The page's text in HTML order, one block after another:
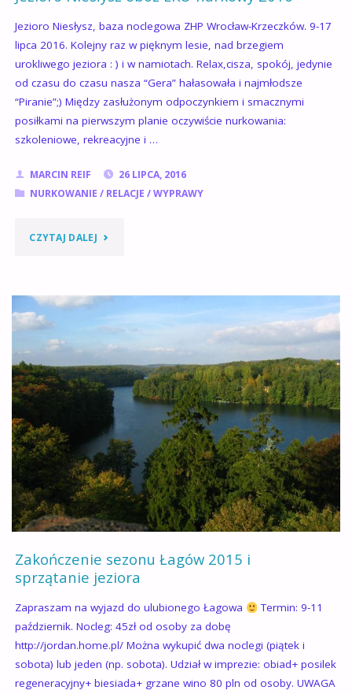
Jezioro Niesłysz, baza noclegowa ZHP Wrocław-Krzeczków. 9-17
lipca 2016. Kolejny raz w pięknym lesie, nad brzegiem
urokliwego jeziora : ) i w namiotach. Relax,cisza, spokój, jedynie
od czasu do czasu nasza “Gera” hałasowała i najmłodsze
“Piranie”;) Między zasłużonym odpoczynkiem i smacznymi
posiłkami na pierwszym planie oczywiście nurkowania:
szkoleniowe, rekreacyjne i …
MARCIN REIF
26 LIPCA, 2016
NURKOWANIE / RELACJE /WYPRAWY
CZYTAJ DALEJ"JEZIORO
OBÓZ
NURKOWY
2016"
Zakończenie sezonu Łagów 2015 i
sprzątanie jeziora
Zapraszam na wyjazd do ulubionego Łagowa
Termin: 9-11
październik. Nocleg: 45zł od osoby za dobę
http://jordan.home.pl/ Można wykupić dwa noclegi (piątek i
sobota) lub jeden (np. sobota). Udział w imprezie: obiad+ posilek
regeneracyjny+ biesiada+ grzane wino 80 pln od osoby. UWAGA